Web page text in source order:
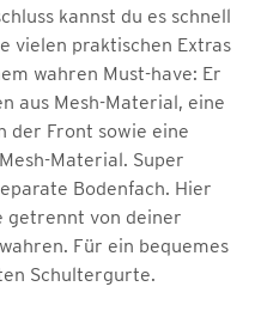
kannst du es schnell
vielen praktischen Extras
wahren Must-have: Er
aus Mesh-Material, eine
der Front sowie eine
Material. Super
Bodenfach. Hier
getrennt von deiner
Für ein bequemes
Schultergurte.